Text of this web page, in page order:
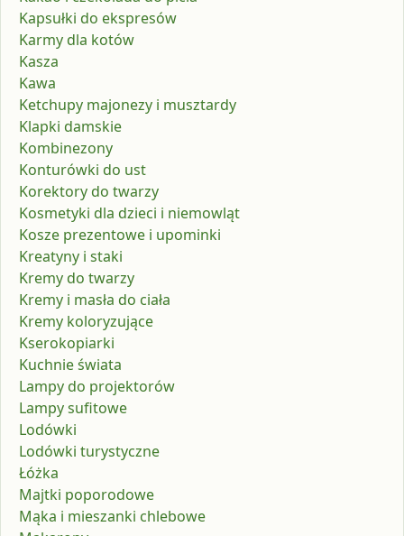
Kapsułki do ekspresów
Karmy dla kotów
Kasza
Kawa
Ketchupy majonezy i musztardy
Klapki damskie
Kombinezony
Konturówki do ust
Korektory do twarzy
Kosmetyki dla dzieci i niemowląt
Kosze prezentowe i upominki
Kreatyny i staki
Kremy do twarzy
Kremy i masła do ciała
Kremy koloryzujące
Kserokopiarki
Kuchnie świata
Lampy do projektorów
Lampy sufitowe
Lodówki
Lodówki turystyczne
Łóżka
Majtki poporodowe
Mąka i mieszanki chlebowe